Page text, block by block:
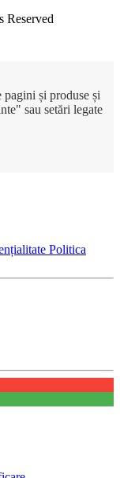
Reserved
și produse și
sau setări legate
Politica